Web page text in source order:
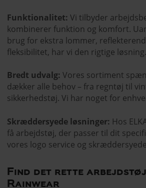
Funktionalitet: Vi tilbyder
kombinerer funktion og komfort.
brug for ekstra lommer,
fleksibilitet, har vi den rigtige løsning.
Bredt udvalg: Vores sortiment
dækker alle behov – fra regntøj til
sikkerhedstøj. Vi har noget for
Skræddersyede løsninger: Hos
få arbejdstøj, der passer til dit
vores logo service og
Find det rette arbejdstøj
Rainwear